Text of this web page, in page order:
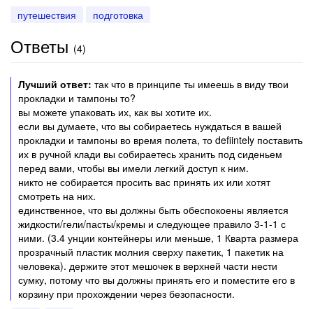
путешествия
подготовка
Ответы (4)
Лучший ответ: так что в принципе ты имеешь в виду твои
прокладки и тампоны то?
вы можете упаковать их, как вы хотите их.
если вы думаете, что вы собираетесь нуждаться в вашей
прокладки и тампоны во время полета, то defiintely поставить
их в ручной клади вы собираетесь хранить под сиденьем
перед вами, чтобы вы имели легкий доступ к ним.
никто не собирается просить вас принять их или хотят
смотреть на них.
единственное, что вы должны быть обеспокоены является
жидкости/гели/пасты/кремы и следующее правило 3-1-1 с
ними. (3.4 унции контейнеры или меньше, 1 Кварта размера
прозрачный пластик молния сверху пакетик, 1 пакетик на
человека). держите этот мешочек в верхней части нести
сумку, потому что вы должны принять его и поместите его в
корзину при прохождении через безопасности.